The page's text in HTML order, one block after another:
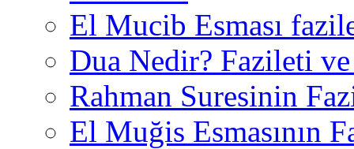
El Mucib Esması
Dua Nedir? Fazileti
Rahman Suresinin
El Muğis Esmasının